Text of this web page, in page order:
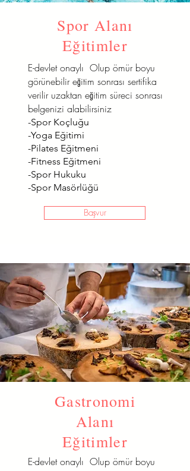
Spor Alanı
Eğitimler
E-devlet onaylı Olup ömür boyu
görünebilir eğitim sonrası sertifika
verilir uzaktan eğitim süreci sonrası
belgenizi alabilirsiniz
-Spor Koçluğu
-Yoga Eğitimi
-Pilates Eğitmeni
-Fitness Eğitmeni
-Spor Hukuku
-Spor Masörlüğü
Başvur
Gastronomi
Alanı
Eğitimler
E-devlet onaylı Olup ömür boyu